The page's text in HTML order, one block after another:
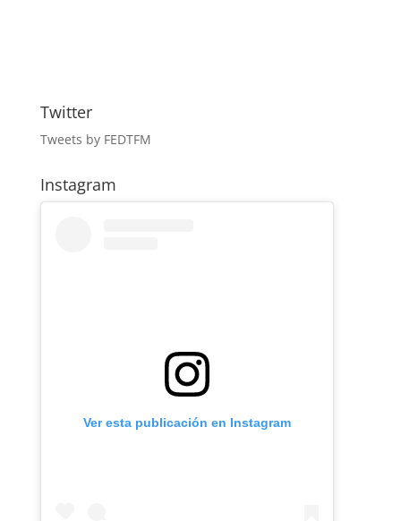
Twitter
Tweets by FEDTFM
Instagram
Ver esta publicación en Instagram